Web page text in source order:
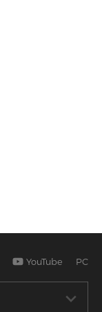
YouTube PC